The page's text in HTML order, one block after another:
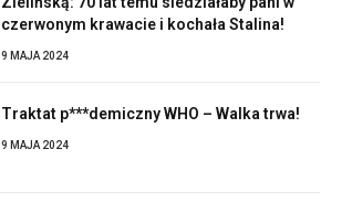
czerwonym krawacie i kochała Stalina!
9 MAJA 2024
Traktat p***demiczny WHO – Walka trwa!
9 MAJA 2024